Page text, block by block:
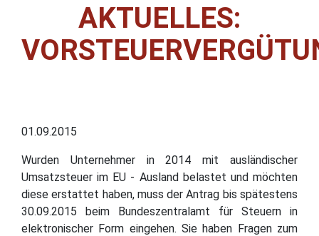
AKTUELLES:
01.09.2015
Wurden Unternehmer in 2014 mit ausländischer
Umsatzsteuer im EU - Ausland belastet und möchten
diese erstattet haben, muss der Antrag bis spätestens
30.09.2015 beim Bundeszentralamt für Steuern in
elektronischer Form eingehen. Sie haben Fragen zum